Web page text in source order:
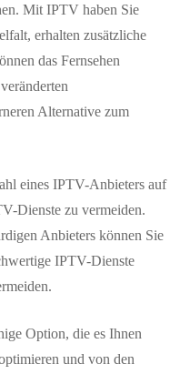
Mit IPTV haben Sie
erhalten zusätzliche
das Fernsehen
Alternative zum
eines IPTV-Anbieters auf
Dienste zu vermeiden.
Anbieters können Sie
IPTV-Dienste
Option, die es Ihnen
und von den